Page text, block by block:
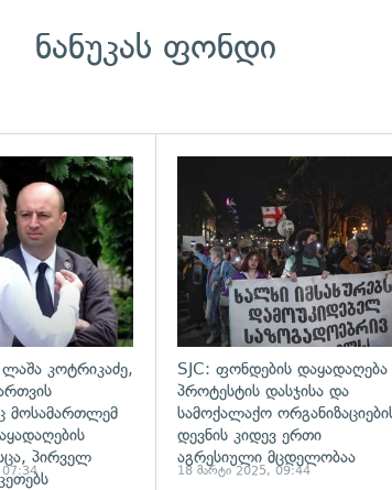
ნანუკას ფონდი
კოტრიკაძე,
მოსამართლემ
პირველ
07:34
SJC: ფონდების დაყადაღება
პროტესტის დასჯისა და
სამოქალაქო
დევნის კიდევ ერთი
აგრესიული მცდელობაა
18 მარტი 2025, 09:44